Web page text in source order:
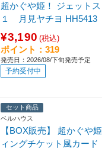
超かぐや姫！ ジェット
１ 月見ヤチヨ HH5413
¥3,190 (税込)
ポイント：319
発売日：2026/08/下旬発売予定
予約受付中
セット商品
ベルハウス
【BOX販売】 超かぐや
ィングチケット風カード